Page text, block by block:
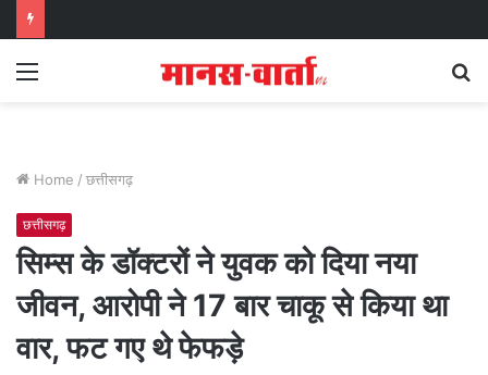
Menu
Home / छत्तीसगढ़
छत्तीसगढ़
सिम्स के डॉक्टरों ने युवक को दिया नया
जीवन, आरोपी ने 17 बार चाकू से किया था
वार, फट गए थे फेफड़े